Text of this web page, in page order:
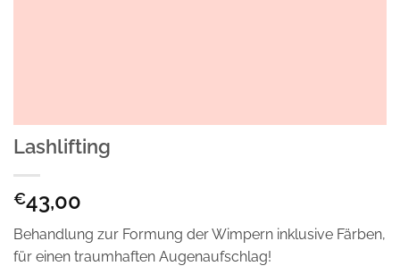
Lashlifting
€43,00
Behandlung zur Formung der Wimpern inklusive Färben,
für einen traumhaften Augenaufschlag!